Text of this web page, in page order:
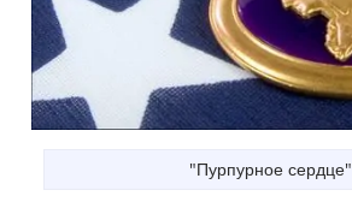
"Пурпурное сердце"